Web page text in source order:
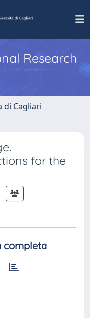
Research
di Cagliari
for the
completa